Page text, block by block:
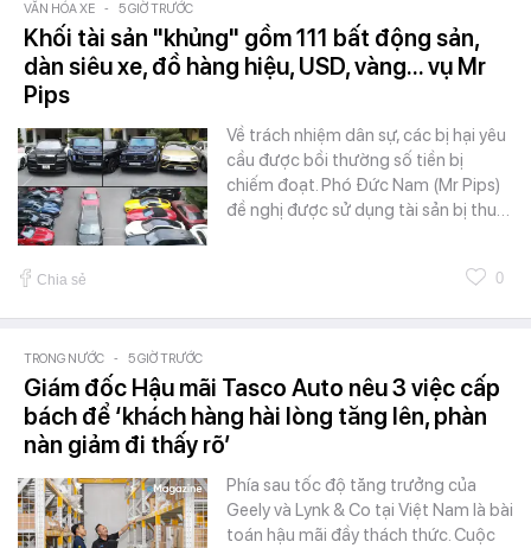
VĂN HÓA XE - 5 GIỜ TRƯỚC
Khối tài sản "khủng" gồm 111 bất động sản,
dàn siêu xe, đồ hàng hiệu, USD, vàng... vụ Mr
Pips
Về trách nhiệm dân sự, các bị hại yêu
cầu được bồi thường số tiền bị
chiếm đoạt. Phó Đức Nam (Mr Pips)
đề nghị được sử dụng tài sản bị thu…
Chia sẻ 0
TRONG NƯỚC - 5 GIỜ TRƯỚC
Giám đốc Hậu mãi Tasco Auto nêu 3 việc cấp
bách để ‘khách hàng hài lòng tăng lên, phàn
nàn giảm đi thấy rõ’
Phía sau tốc độ tăng trưởng của
Geely và Lynk & Co tại Việt Nam là bài
toán hậu mãi đầy thách thức. Cuộc